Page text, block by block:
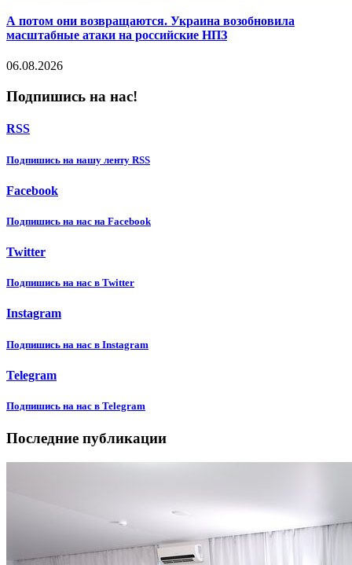
А потом они возвращаются. Украина возобновила
масштабные атаки на российские НПЗ
06.08.2026
Подпишись на нас!
RSS
Подпишиcь на нашу ленту RSS
Facebook
Подпишиcь на нас на Facebook
Twitter
Подпишиcь на нас в Twitter
Instagram
Подпишиcь на нас в Instagram
Telegram
Подпишиcь на нас в Telegram
Последние публикации